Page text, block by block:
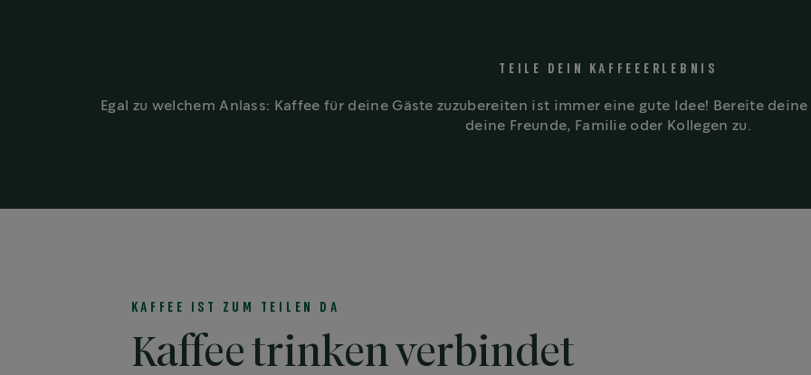
TEILE DEIN KAFFEEERLEBNIS
Egal zu welchem Anlass: Kaffee für deine Gäste zuzubereiten ist immer eine gute Idee! Bereite
deine Freunde, Familie oder Kollegen zu.
KAFFEE IST ZUM TEILEN DA
Kaffee trinken verbindet